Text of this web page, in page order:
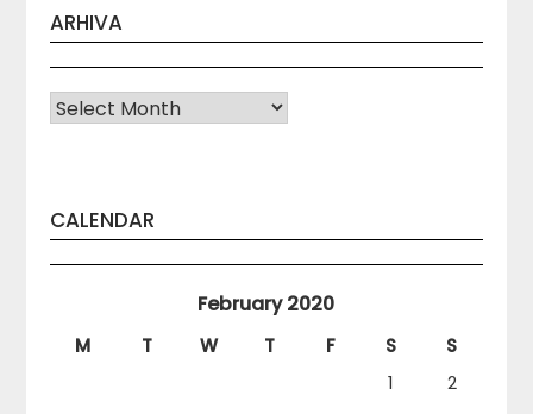
ARHIVA
Arhiva
CALENDAR
February 2020
M T W T F S
S
1
2